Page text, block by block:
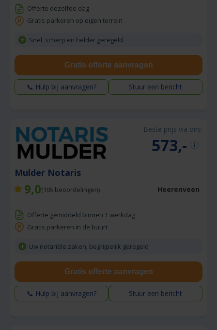
Offerte dezelfde dag
Gratis parkeren op eigen terrein
Snel, scherp en helder geregeld
Gratis offerte aanvragen
📞 Hulp bij aanvragen? Stuur een bericht
Beste prijs via ons:
573,-
Mulder Notaris
9,0(105 beoordelingen) Heerenveen
Offerte gemiddeld binnen 1 werkdag
Gratis parkeren in de buurt
Uw notariële zaken, begrijpelijk geregeld
Gratis offerte aanvragen
📞 Hulp bij aanvragen? Stuur een bericht